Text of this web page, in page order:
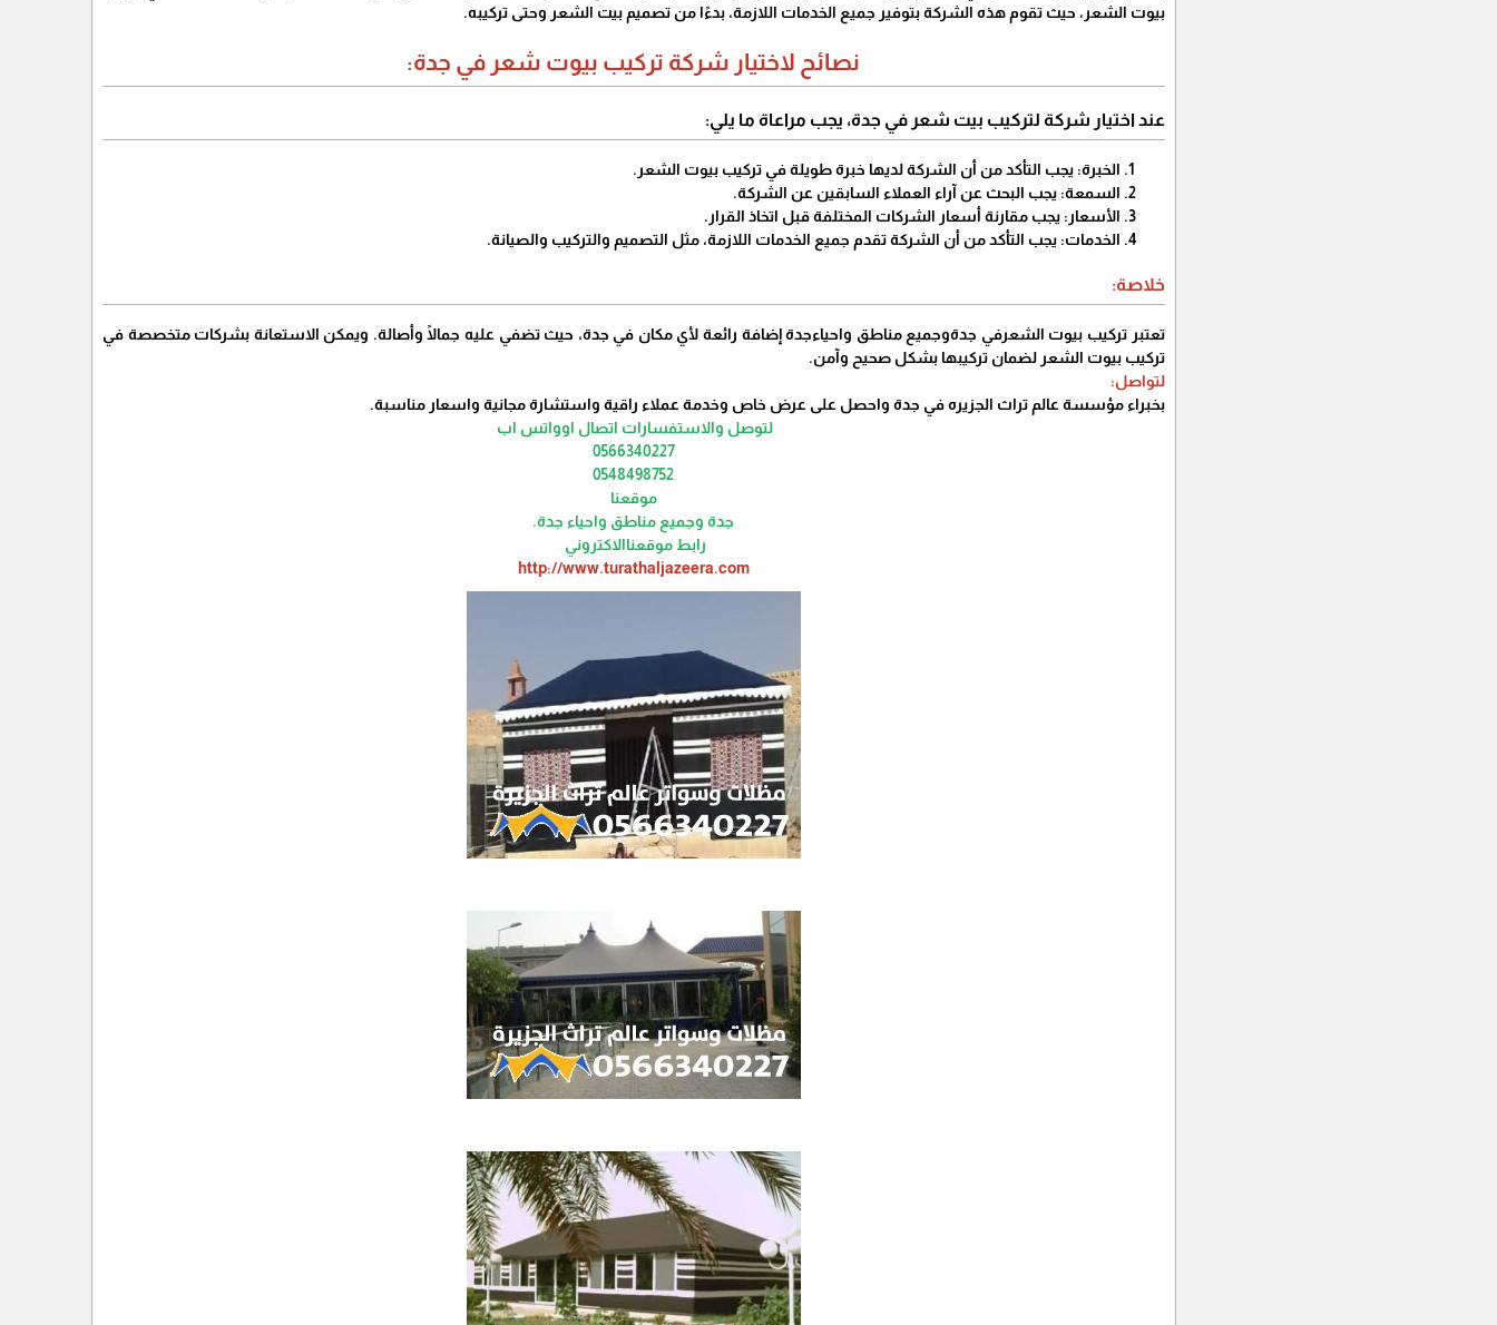
بيوت الشعر، حيث تقوم هذه الشركة بتوفير جميع الخدمات اللازمة، بدءًا من تصميم بيت الشعر وحتى تركيبه.
نصائح لاختيار شركة تركيب بيوت شعر في جدة:
عند اختيار شركة لتركيب بيت شعر في جدة، يجب مراعاة ما يلي:
الخبرة: يجب التأكد من أن الشركة لديها خبرة طويلة في تركيب بيوت الشعر.
السمعة: يجب البحث عن آراء العملاء السابقين عن الشركة.
الأسعار: يجب مقارنة أسعار الشركات المختلفة قبل اتخاذ القرار.
الخدمات: يجب التأكد من أن الشركة تقدم جميع الخدمات اللازمة، مثل التصميم والتركيب والصيانة.
خلاصة:
تعتبر تركيب بيوت الشعرفي جدةوجميع مناطق واحياءجدة إضافة رائعة لأي مكان في جدة، حيث تضفي عليه جمالًا وأصالة. ويمكن الاستعانة بشركات متخصصة في
تركيب بيوت الشعر لضمان تركيبها بشكل صحيح وآمن.
لتواصل:
بخبراء مؤسسة عالم تراث الجزيره في جدة واحصل على عرض خاص وخدمة عملاء راقية واستشارة مجانية واسعار مناسبة.
لتوصل والاستفسارات اتصال اوواتس اب
0566340227
0548498752
موقعنا
جدة وجميع مناطق واحياء جدة.
رابط موقعناالاكتروني
http://www.turathaljazeera.com